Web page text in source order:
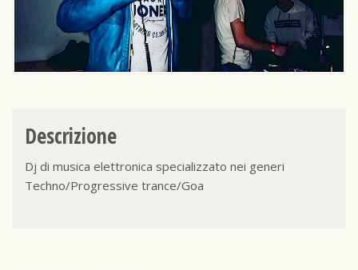
Descrizione
Dj di musica elettronica specializzato nei generi
Techno/Progressive trance/Goa